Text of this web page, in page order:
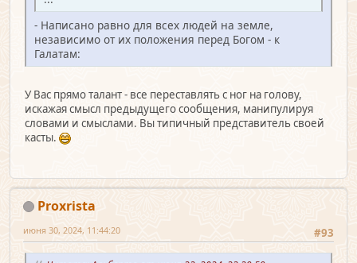
- Написано равно для всех людей на земле,
независимо от их положения перед Богом - к
Галатам:
У Вас прямо талант - все переставлять с ног на голову,
искажая смысл предыдущего сообщения, манипулируя
словами и смыслами. Вы типичный представитель своей
касты.
Proxrista
#93
июня 30, 2024, 11:44:20